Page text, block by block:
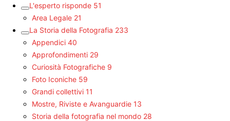
L'esperto risponde 51
Area Legale 21
La Storia della Fotografia 233
Appendici 40
Approfondimenti 29
Curiosità Fotografiche 9
Foto Iconiche 59
Grandi collettivi 11
Mostre, Riviste e Avanguardie 13
Storia della fotografia nel mondo 28